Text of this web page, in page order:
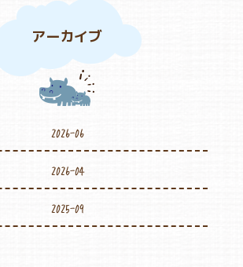
アーカイブ
2026-06
2026-04
2025-09